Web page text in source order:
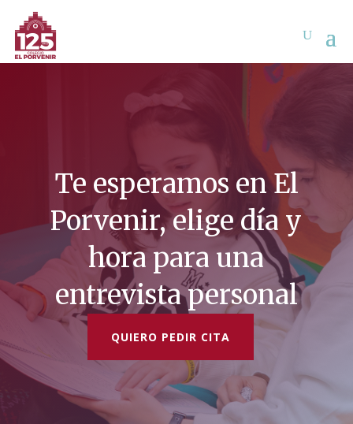
Te esperamos en El
Porvenir, elige día y
hora para una
entrevista personal
QUIERO PEDIR CITA